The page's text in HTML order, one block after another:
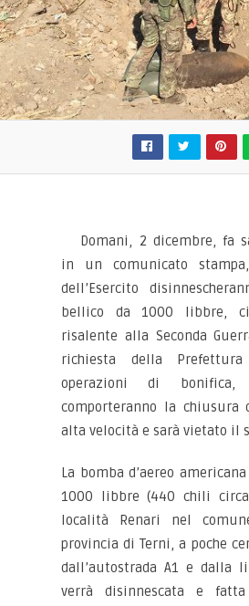
Domani, 2 dicembre, fa
in un comunicato
dell’Esercito
bellico da 1000 libbre,
risalente alla Seconda
richiesta della
operazioni di bonifica,
comporteranno la chiusura
alta velocità e sarà vietato il
La bomba d’aereo
1000 libbre (440 chili
località Renari nel
provincia di Terni, a poche
dall’autostrada A1 e dalla
verrà disinnescata e